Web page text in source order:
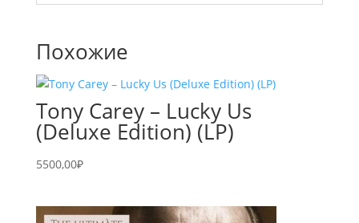
Похожие
Tony Carey – Lucky Us
(Deluxe Edition) (LP)
5500,00₽